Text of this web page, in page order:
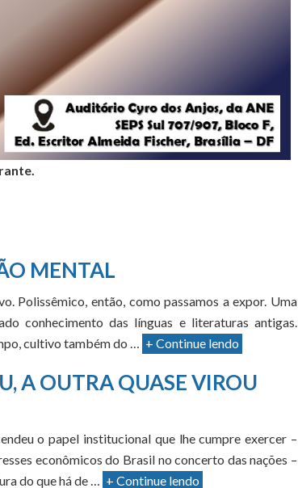
MENTAL
Polissêmico, então, como passamos a expor. Uma
conhecimento das línguas e literaturas antigas.
cultivo também do … + Continue lendo
A OUTRA QUASE VIROU
o papel institucional que lhe cumpre exercer –
econômicos do Brasil no concerto das nações –
do que há de … + Continue lendo